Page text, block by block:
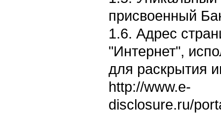
присвоенный
1.6. Адрес
"Интернет",
для раскрытия
http://www.e-
disclosure.ru/